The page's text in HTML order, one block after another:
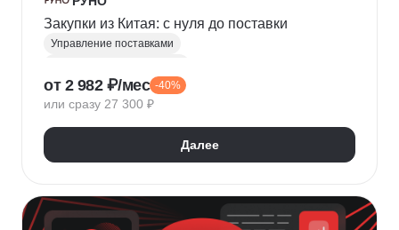
Закупки из Китая: с нуля до поставки
Управление поставками
Таможенный декларант
Работа с поставщиками
Ведение переговоров
Внешнеэкономическая деятельность (ВЭД)
от 2 982 ₽/мес -40%
или сразу 27 300 ₽
Далее